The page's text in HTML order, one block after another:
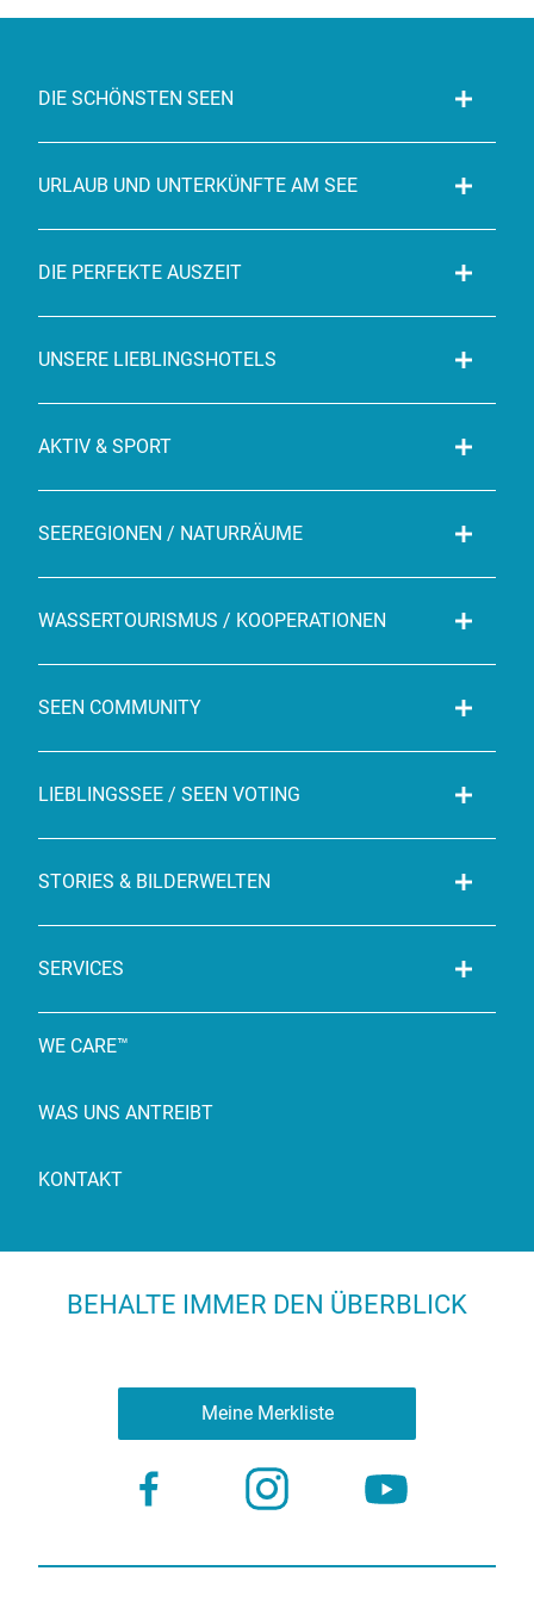
DIE SCHÖNSTEN SEEN
URLAUB UND UNTERKÜNFTE AM SEE
DIE PERFEKTE AUSZEIT
UNSERE LIEBLINGSHOTELS
AKTIV & SPORT
SEEREGIONEN / NATURRÄUME
WASSERTOURISMUS / KOOPERATIONEN
SEEN COMMUNITY
LIEBLINGSSEE / SEEN VOTING
STORIES & BILDERWELTEN
SERVICES
WE CARE™
WAS UNS ANTREIBT
KONTAKT
BEHALTE IMMER DEN ÜBERBLICK
Meine Merkliste